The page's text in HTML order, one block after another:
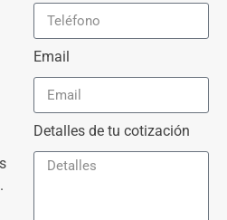
Email
Detalles de tu cotización